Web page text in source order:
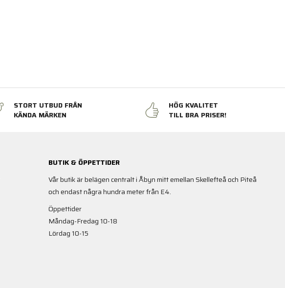
STORT UTBUD FRÅN
KÄNDA MÄRKEN
HÖG KVALITET
TILL BRA PRISER!
BUTIK & ÖPPETTIDER
Vår butik är belägen centralt i Åbyn mitt emellan Skellefteå och Piteå
och endast några hundra meter från E4.
Öppettider
Måndag-Fredag 10-18
Lördag 10-15